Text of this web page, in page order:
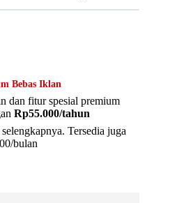
Bebas Iklan
dan fitur spesial premium
Rp55.000/tahun
Tersedia juga
bulan